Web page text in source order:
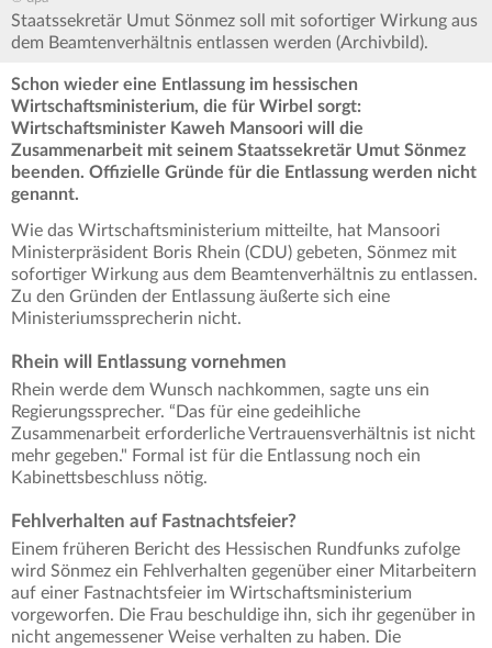
Staatssekretär Umut Sönmez soll mit sofortiger Wirkung aus
dem Beamtenverhältnis entlassen werden (Archivbild).
Schon wieder eine Entlassung im hessischen
Wirtschaftsministerium, die für Wirbel sorgt:
Wirtschaftsminister Kaweh Mansoori will die
Zusammenarbeit mit seinem Staatssekretär Umut Sönmez
beenden. Offizielle Gründe für die Entlassung werden nicht
genannt.
Wie das Wirtschaftsministerium mitteilte, hat Mansoori
Ministerpräsident Boris Rhein (CDU) gebeten, Sönmez mit
sofortiger Wirkung aus dem Beamtenverhältnis zu entlassen.
Zu den Gründen der Entlassung äußerte sich eine
Ministeriumssprecherin nicht.
Rhein will Entlassung vornehmen
Rhein werde dem Wunsch nachkommen, sagte uns ein
Regierungssprecher. “Das für eine gedeihliche
Zusammenarbeit erforderliche Vertrauensverhältnis ist nicht
mehr gegeben." Formal ist für die Entlassung noch ein
Kabinettsbeschluss nötig.
Fehlverhalten auf Fastnachtsfeier?
Einem früheren Bericht des Hessischen Rundfunks zufolge
wird Sönmez ein Fehlverhalten gegenüber einer Mitarbeitern
auf einer Fastnachtsfeier im Wirtschaftsministerium
vorgeworfen. Die Frau beschuldige ihn, sich ihr gegenüber in
nicht angemessener Weise verhalten zu haben. Die